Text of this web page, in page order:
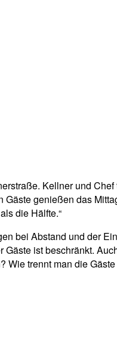
Kellner und
genießen das
die Hälfte.“
bei Abstand und der
ist beschränkt.
trennt man die